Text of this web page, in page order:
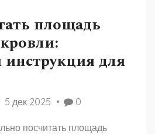
площадь
для
5 дек 2025 0
посчитать площадь